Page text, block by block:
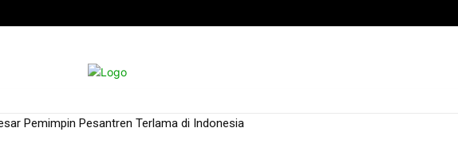
Pemimpin Pesantren Terlama di Indonesia